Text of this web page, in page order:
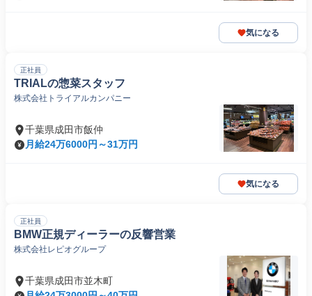
気になる
正社員
TRIALの惣菜スタッフ
株式会社トライアルカンパニー
千葉県成田市飯仲
月給24万6000円～31万円
気になる
正社員
BMW正規ディーラーの反響営業
株式会社レピオグループ
千葉県成田市並木町